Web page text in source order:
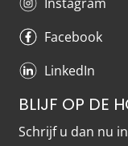
Facebook
LinkedIn
BLIJF OP DE
Schrijf u dan nu